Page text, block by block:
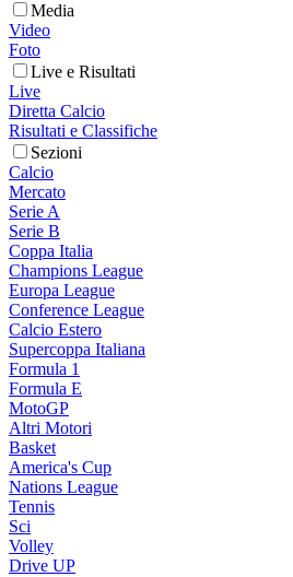
Media
Video
Foto
Live e Risultati
Live
Diretta Calcio
Risultati e Classifiche
Sezioni
Calcio
Mercato
Serie A
Serie B
Coppa Italia
Champions League
Europa League
Conference League
Calcio Estero
Supercoppa Italiana
Formula 1
Formula E
MotoGP
Altri Motori
Basket
America's Cup
Nations League
Tennis
Sci
Volley
Drive UP